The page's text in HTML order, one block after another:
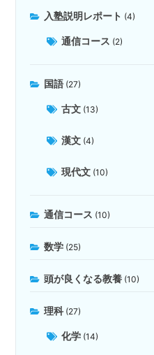
入塾説明レポート (4)
通信コース (2)
国語 (27)
古文 (13)
漢文 (4)
現代文 (10)
通信コース (10)
数学 (25)
頭が良くなる教養 (10)
理科 (27)
化学 (14)